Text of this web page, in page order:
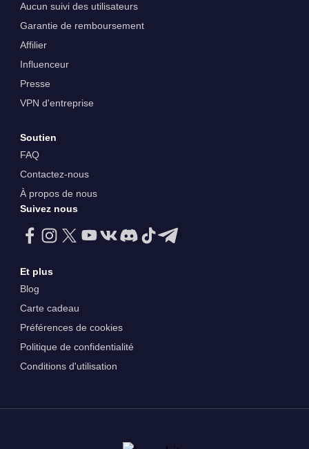
Aucun suivi des utilisateurs
Garantie de remboursement
Affilier
Influenceur
Presse
VPN d'entreprise
Soutien
FAQ
Contactez-nous
À propos de nous
Suivez nous
Et plus
Blog
Carte cadeau
Préférences de cookies
Politique de confidentialité
Conditions d'utilisation